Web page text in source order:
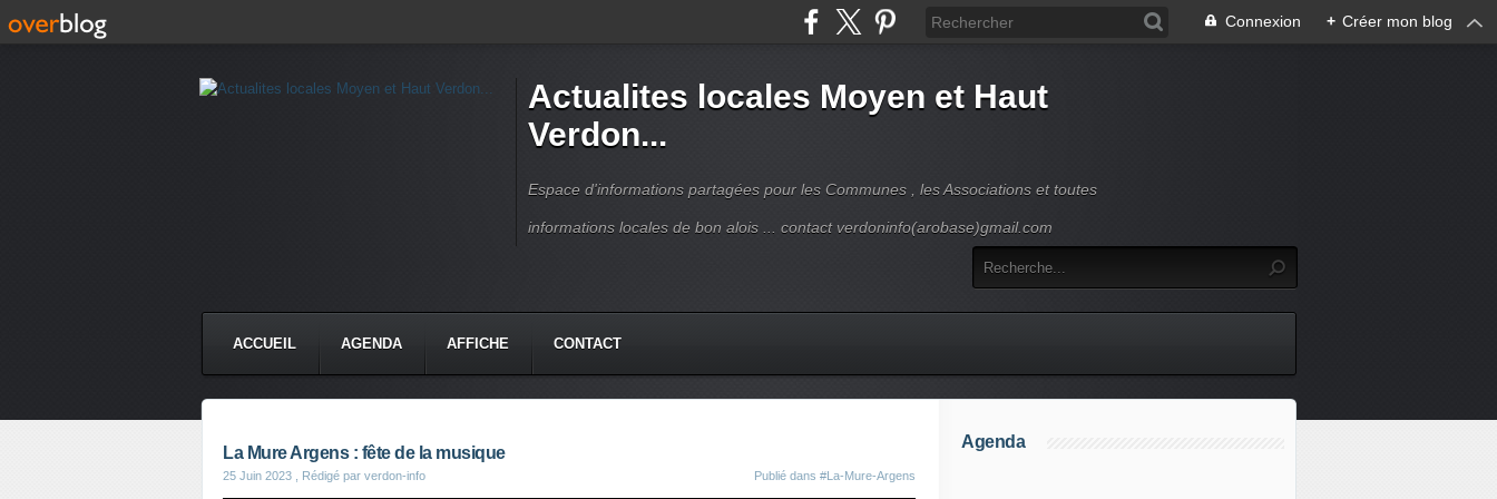
Connexion + Créer mon blog
Actualites locales Moyen et Haut
Verdon...
Espace d'informations partagées pour les Communes , les Associations et toutes
informations locales de bon alois ... contact verdoninfo(arobase)gmail.com
ACCUEIL AGENDA AFFICHE CONTACT
La Mure Argens : fête de la musique
25 Juin 2023 , Rédigé par verdon-info Publié dans #La-Mure-Argens
Agenda